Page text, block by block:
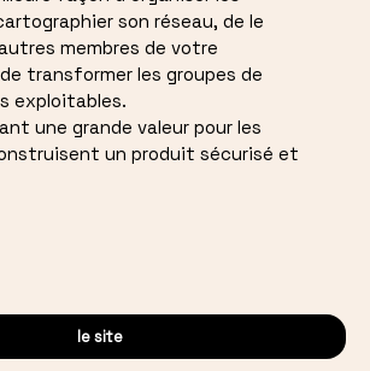
son réseau, de le
membres de votre
transformer les groupes de
exploitables.
une grande valeur pour les
un produit sécurisé et
le site